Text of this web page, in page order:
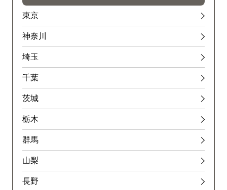
東京
神奈川
埼玉
千葉
茨城
栃木
群馬
山梨
長野